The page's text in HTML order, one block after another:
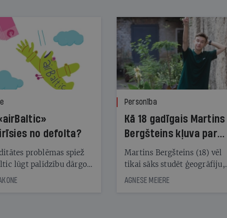
no defolta?
problēmas spiež
lūgt palīdzību dārgo
turētājiem, taču
Personība
Kā 18 gadīgais Martins
Bergšteins kļuva par
laika ziņu seju?
Martins Bergšteins (18) vēl
tikai sāks studēt ģeogrāfiju,
bet viņa sacītajam jau uzticas
AGNESE MEIERE